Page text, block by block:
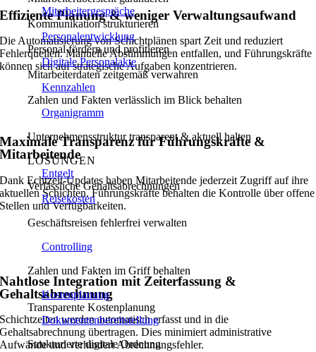
Mitarbeitergespräche
Kommunikation strukturieren
Personalentwicklung
Personal fördern und profitieren
Digitale Personalakte
Mitarbeiterdaten zeitgemäß verwahren
Kennzahlen
Zahlen und Fakten verlässlich im Blick behalten
Organigramm
Unternehmensstruktur transparent & aktuell halten
LÖSUNGEN
Entgelt
Verlässliche Gehaltsabrechnungen
Reisekosten
Geschäftsreisen fehlerfrei verwalten
Controlling
Zahlen und Fakten im Griff behalten
Kostenplanung
Transparente Kostenplanung
Dokumentenbereitstellung
Strukturierte digitale Ordnung
Effiziente Planung & weniger Verwaltungsaufwand
Die Automatisierung von Schichtplänen spart Zeit und reduziert
Fehlerquellen. Manuelle Abstimmungen entfallen, und Führungskräfte
können sich auf strategische Aufgaben konzentrieren.
Maximale Transparenz für Führungskräfte &
Mitarbeitende
Dank Echtzeit-Updates haben Mitarbeitende jederzeit Zugriff auf ihre
aktuellen Schichten. Führungskräfte behalten die Kontrolle über offene
Stellen und Verfügbarkeiten.
Nahtlose Integration mit Zeiterfassung &
Gehaltsabrechnung
Schichtzeiten werden automatisch erfasst und in die
Gehaltsabrechnung übertragen. Dies minimiert administrative
Aufwände und verhindert Abrechnungsfehler.